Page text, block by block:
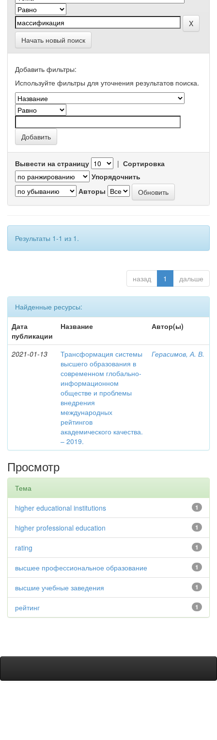
Начать новый поиск
Добавить фильтры:
Используйте фильтры для уточнения результатов поиска.
Вывести на страницу | Сортировка
Упорядочнить
Авторы
Результаты 1-1 из 1.
назад 1 дальше
Найденные ресурсы:
Дата
публикации
Название Автор(ы)
2021-01-13
Трансформация системы
высшего образования в
современном глобально-
информационном
обществе и проблемы
внедрения
международных
рейтингов
академического качества.
– 2019.
Герасимов, А. В.
Просмотр
Тема
1
higher educational institutions
1
higher professional education
1
rating
1
высшее профессиональное образование
1
высшие учебные заведения
1
рейтинг